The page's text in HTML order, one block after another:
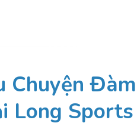
Chuyện Đàm
Long Sports